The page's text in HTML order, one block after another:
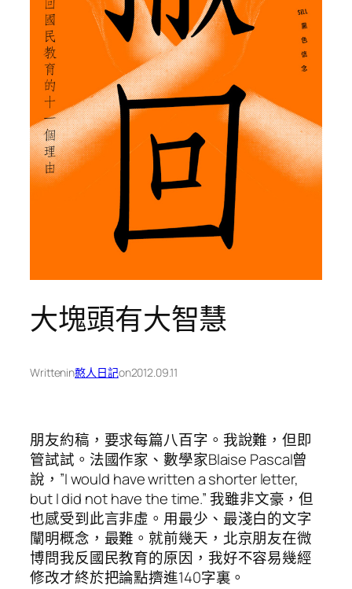
大塊頭有大智慧
Writtenin憨人日記on2012.09.11
朋友約稿，要求每篇八百字。我說難，但即
管試試。法國作家、數學家Blaise Pascal曾
說，”I would have written a shorter letter,
but I did not have the time.” 我雖非文豪，但
也感受到此言非虛。用最少、最淺白的文字
闡明概念，最難。就前幾天，北京朋友在微
博問我反國民教育的原因，我好不容易幾經
修改才終於把論點擠進140字裏。